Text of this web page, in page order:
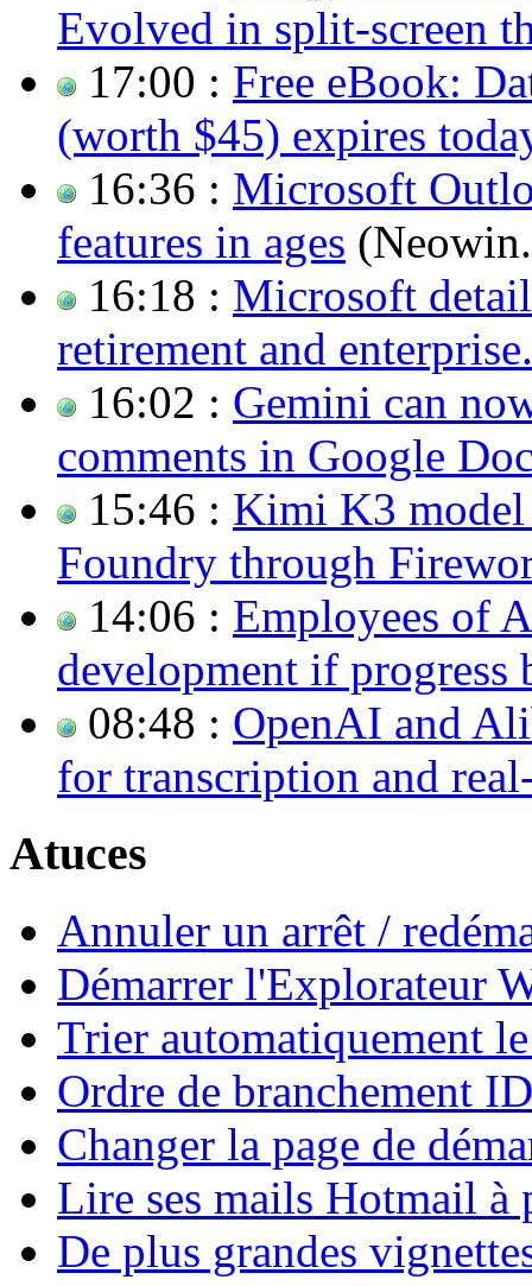
Evolved in split-screen
17:00 : Free eBook:
(worth $45) expires
16:36 : Microsoft
features in ages
16:18 : Microsoft
retirement and
16:02 : Gemini can
comments in Google
15:46 : Kimi K3
Foundry through
14:06 : Employees of
development if progress
08:48 : OpenAI and
for transcription and
Atuces
Annuler un arrêt /
Démarrer l'Explorateur
Trier automatiquement
Ordre de branchement
Changer la page de
Lire ses mails Hotmail
De plus grandes